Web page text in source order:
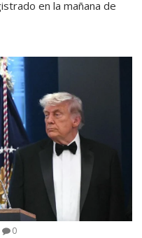
en la mañana de
0